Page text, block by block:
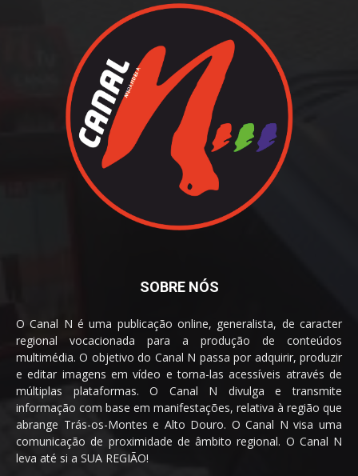
SOBRE NÓS
O Canal N é uma publicação online, generalista, de caracter
regional vocacionada para a produção de conteúdos
multimédia. O objetivo do Canal N passa por adquirir, produzir
e editar imagens em vídeo e torna-las acessíveis através de
múltiplas plataformas. O Canal N divulga e transmite
informação com base em manifestações, relativa à região que
abrange Trás-os-Montes e Alto Douro. O Canal N visa uma
comunicação de proximidade de âmbito regional. O Canal N
leva até si a SUA REGIÃO!